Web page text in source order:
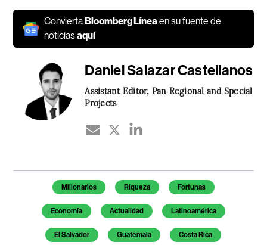
Convierta Bloomberg Líneaen su fuente de
noticiasaquí
Daniel Salazar Castellanos
Assistant Editor, Pan Regional and Special
Projects
Temas de este artículo
Millonarios Riqueza Fortunas
Economía Actualidad Latinoamérica
El Salvador Guatemala Costa Rica